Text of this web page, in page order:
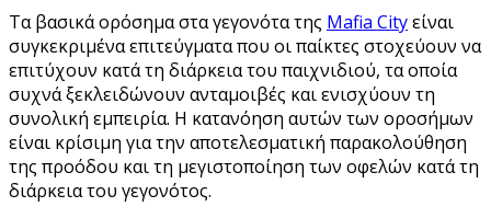
Τα βασικά ορόσημα στα γεγονότα της Mafia Cityείναι
συγκεκριμένα επιτεύγματα που οι παίκτες στοχεύουν να
επιτύχουν κατά τη διάρκεια του παιχνιδιού, τα οποία
συχνά ξεκλειδώνουν ανταμοιβές και ενισχύουν τη
συνολική εμπειρία. Η κατανόηση αυτών των οροσήμων
είναι κρίσιμη για την αποτελεσματική παρακολούθηση
της προόδου και τη μεγιστοποίηση των οφελών κατά τη
διάρκεια του γεγονότος.